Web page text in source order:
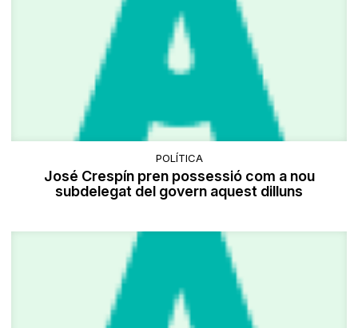
POLÍTICA
José Crespín pren possessió com a nou
subdelegat del govern aquest dilluns